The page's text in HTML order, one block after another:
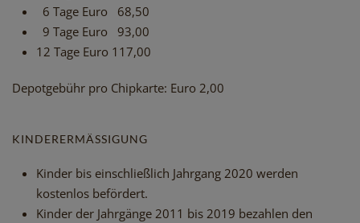
6 Tage Euro 68,50
9 Tage Euro 93,00
12 Tage Euro 117,00
Depotgebühr pro Chipkarte: Euro 2,00
KINDERERMÄSSIGUNG
Kinder bis einschließlich Jahrgang 2020 werden
kostenlos befördert.
Kinder der Jahrgänge 2011 bis 2019 bezahlen den